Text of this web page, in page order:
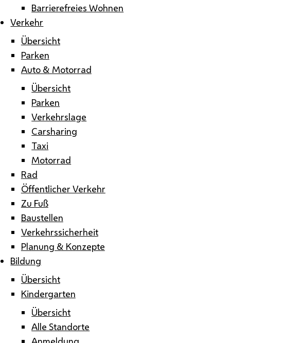
Barrierefreies Wohnen
Verkehr
Übersicht
Parken
Auto & Motorrad
Übersicht
Parken
Verkehrslage
Carsharing
Taxi
Motorrad
Rad
Öffentlicher Verkehr
Zu Fuß
Baustellen
Verkehrssicherheit
Planung & Konzepte
Bildung
Übersicht
Kindergarten
Übersicht
Alle Standorte